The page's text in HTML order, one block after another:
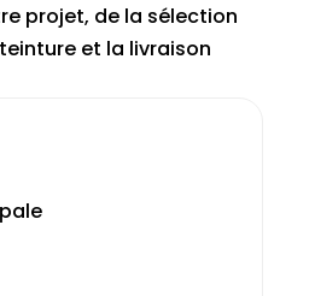
projet, de la sélection
et la livraison